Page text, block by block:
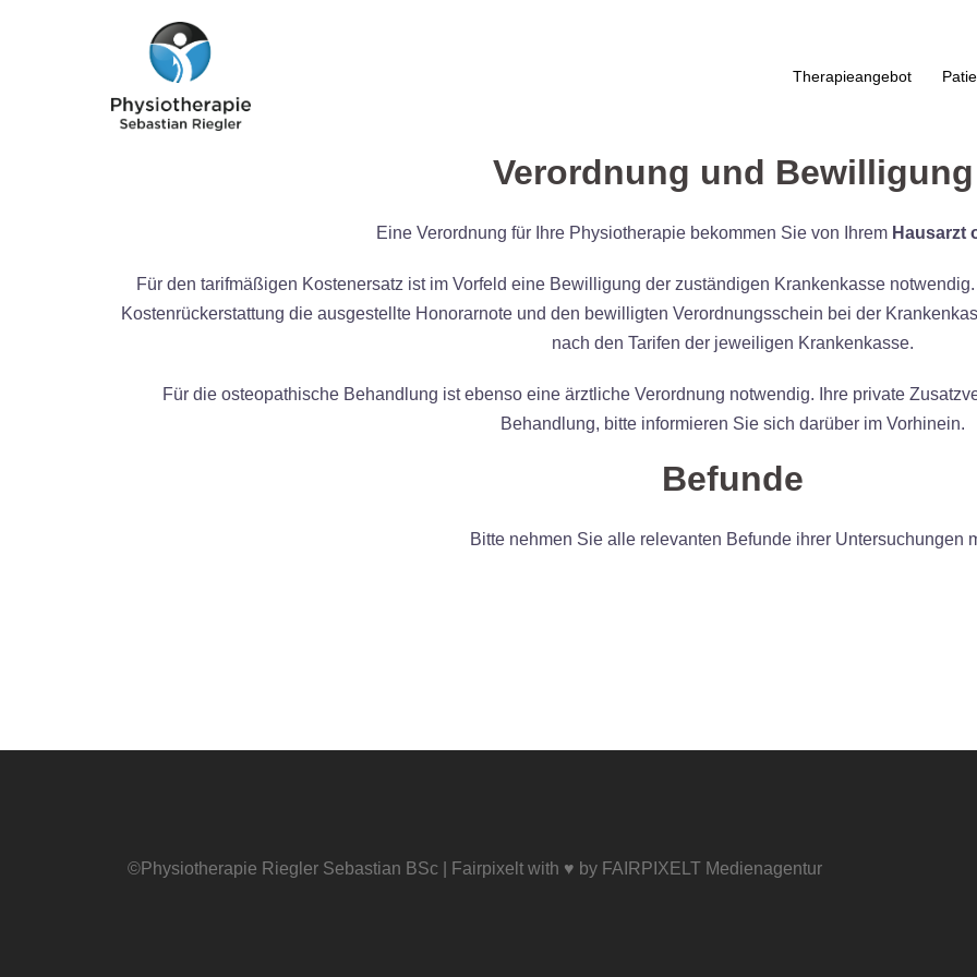
Therapieangebot
Verordnung und Bewilligung
Eine Verordnung für Ihre Physiotherapie bekommen Sie von Ihrem Hausarzt
Für den tarifmäßigen Kostenersatz ist im Vorfeld eine Bewilligung der zuständigen Krankenkasse
Kostenrückerstattung die ausgestellte Honorarnote und den bewilligten Verordnungsschein bei der
nach den Tarifen der jeweiligen Krankenkasse.
Für die osteopathische Behandlung ist ebenso eine ärztliche Verordnung notwendig. Ihre private
Behandlung, bitte informieren Sie sich darüber im Vorhinein.
Befunde
Bitte nehmen Sie alle relevanten Befunde ihrer Untersuchungen
©Physiotherapie Riegler Sebastian BSc | Fairpixelt with ♥ by FAIRPIXELT Medienagentur